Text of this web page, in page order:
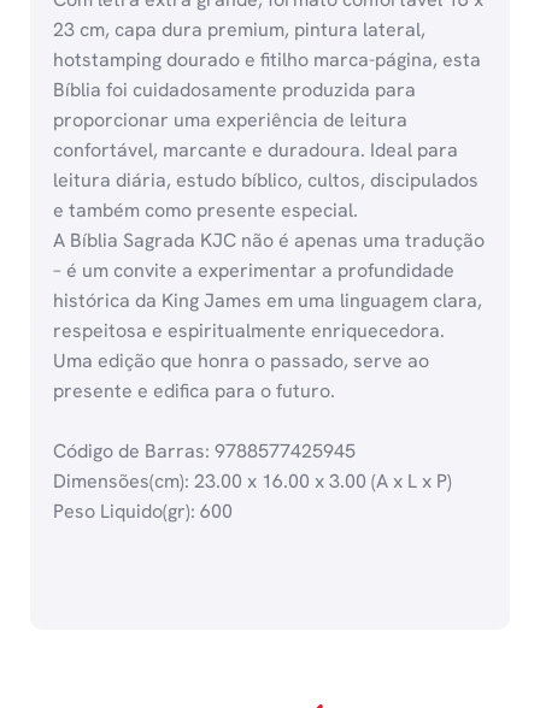
23 cm, capa dura premium, pintura lateral,
hotstamping dourado e fitilho marca-página, esta
Bíblia foi cuidadosamente produzida para
proporcionar uma experiência de leitura
confortável, marcante e duradoura. Ideal para
leitura diária, estudo bíblico, cultos, discipulados
e também como presente especial.
A Bíblia Sagrada KJC não é apenas uma tradução
– é um convite a experimentar a profundidade
histórica da King James em uma linguagem clara,
respeitosa e espiritualmente enriquecedora.
Uma edição que honra o passado, serve ao
presente e edifica para o futuro.
Código de Barras: 9788577425945
Dimensões(cm): 23.00 x 16.00 x 3.00 (A x L x P)
Peso Liquido(gr): 600